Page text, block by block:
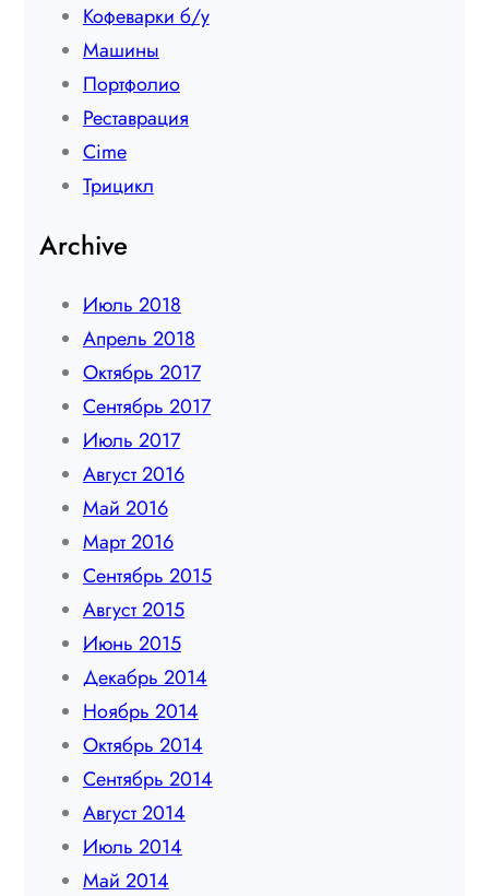
Кофеварки б/у
Машины
Портфолио
Реставрация
Сime
Трицикл
Archive
Июль 2018
Апрель 2018
Октябрь 2017
Сентябрь 2017
Июль 2017
Август 2016
Май 2016
Март 2016
Сентябрь 2015
Август 2015
Июнь 2015
Декабрь 2014
Ноябрь 2014
Октябрь 2014
Сентябрь 2014
Август 2014
Июль 2014
Май 2014